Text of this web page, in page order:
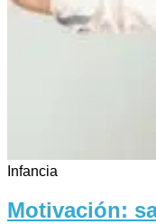
Infancia
Motivación: